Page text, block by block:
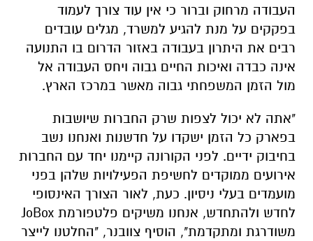
העבודה מרחוק וברור כי אין עוד צורך לעמוד
בפקקים על מנת להגיע למשרד, מגלים עובדים
רבים את היתרון בעבודה באזור הדרום בו התנועה
אינה כבדה ואיכות החיים גבוה ויחס העבודה אל
מול הזמן המשפחתי גבוה מאשר במרכז הארץ.
"אתה לא יכול לצפות שרק החברות שיושבות
בפארק כל הזמן ישקדו על חדשנות ואנחנו נשב
בחיבוק ידיים. לפני הקורונה קיימנו יחד עם החברות
אירועים ממוקדים לחשיפת הפעילויות שלהן בפני
מועמדים בעלי ניסיון. כעת, לאור הצורך האינסופי
לחדש ולהתחדש, אנחנו משיקים פלטפורמת JoBox
משודרגת ומתקדמת", הוסיף צוובנר, "החלטנו לייצר